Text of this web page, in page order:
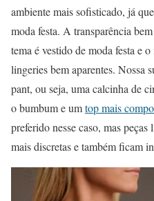
ambiente mais sofisticado, já
moda festa. A transparência
tema é vestido de moda festa e
lingeries bem aparentes. Nossa
pant, ou seja, uma calcinha de
o bumbum e umtop mais
preferido nesse caso, mas
mais discretas e também ficam